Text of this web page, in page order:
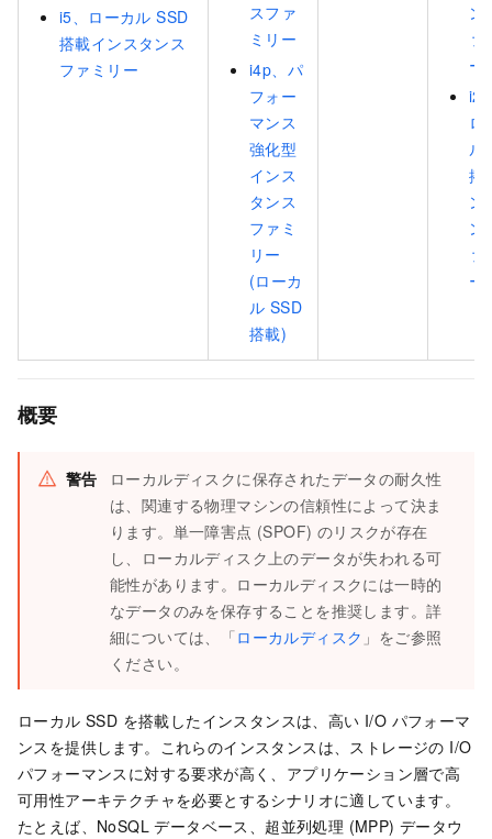
i5、ローカル SSD
搭載インスタンス
ファミリー
スファ
ミリー
i4p、パ
フォー
マンス
強化型
インス
タンス
ファミ
リー
(ローカ
ル SSD
搭載)
ン
ァ
ー
ロ
ル
搭
ン
ン
ァ
ー
概要
警告
ローカルディスクに保存されたデータの耐久性
は、関連する物理マシンの信頼性によって決ま
ります。単一障害点 (SPOF) のリスクが存在
し、ローカルディスク上のデータが失われる可
能性があります。ローカルディスクには一時的
なデータのみを保存することを推奨します。詳
細については、「ローカルディスク 」をご参照
ください。
ローカル SSD を搭載したインスタンスは、高い I/O パフォーマ
ンスを提供します。これらのインスタンスは、ストレージの I/O
パフォーマンスに対する要求が高く、アプリケーション層で高
可用性アーキテクチャを必要とするシナリオに適しています。
たとえば、NoSQL データベース、超並列処理 (MPP) データウ